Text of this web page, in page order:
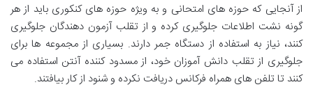
از آنجایی که حوزه های امتحانی و به ویژه حوزه های کنکوری باید از هر
گونه نشت اطلاعات جلوگیری کرده و از تقلب آزمون دهندگان جلوگیری
کنند، نیاز به استفاده از دستگاه جمر دارند. بسیاری از مجموعه ها برای
جلوگیری از تقلب دانش آموزان خود، از مسدود کننده آنتن استفاده می
کنند تا تلفن های همراه فرکانس دریافت نکرده و شنود از کار بیافتند.